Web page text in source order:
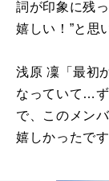
詞が印象に残
嬉しい！”と思
浅原 凜「最初
なっていて…
で、このメン
嬉しかったです